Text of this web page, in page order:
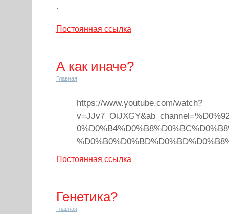
.
Постоянная ссылка
А как иначе?
Главная
https://www.youtube.com/watch?
Постоянная ссылка
Генетика?
Главная